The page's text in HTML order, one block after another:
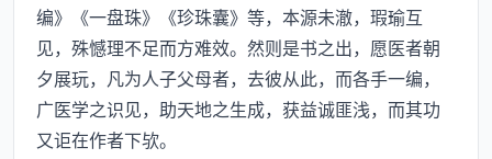
编》《一盘珠》《珍珠囊》等，本源未澈，瑕瑜互
见，殊憾理不足而方难效。然则是书之出，愿医者朝
夕展玩，凡为人子父母者，去彼从此，而各手一编，
广医学之识见，助天地之生成，获益诚匪浅，而其功
又讵在作者下欤。